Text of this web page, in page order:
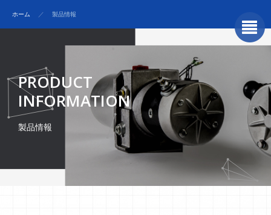
ホーム ／ 製品情報
PRODUCT
INFORMATION
製品情報